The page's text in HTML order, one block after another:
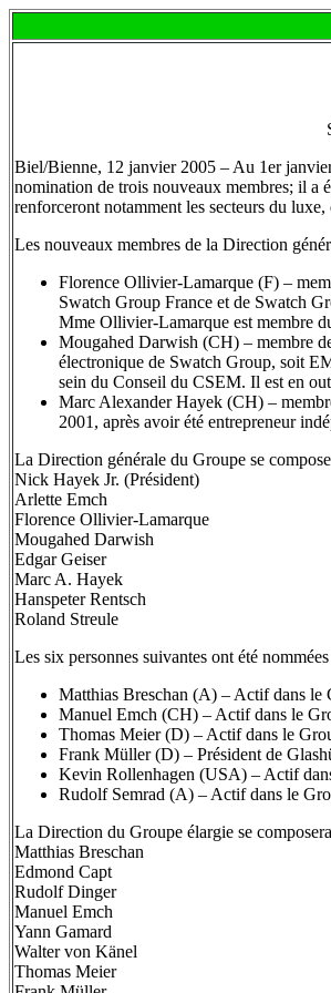
Biel/Bienne, 12 janvier 2005 – Au 1er
nomination de trois nouveaux membres; il a
renforceront notamment les secteurs du
Les nouveaux membres de la Direction
Florence Ollivier-Lamarque (F) –
Swatch Group France et de Swatch
Mme Ollivier-Lamarque est membre
Mougahed Darwish (CH) – membre
électronique de Swatch Group, soit
sein du Conseil du CSEM. Il est en
Marc Alexander Hayek (CH) –
2001, après avoir été entrepreneur
La Direction générale du Groupe se
Nick Hayek Jr. (Président)
Arlette Emch
Florence Ollivier-Lamarque
Mougahed Darwish
Edgar Geiser
Marc A. Hayek
Hanspeter Rentsch
Roland Streule
Les six personnes suivantes ont été
Matthias Breschan (A) – Actif dans le
Manuel Emch (CH) – Actif dans le
Thomas Meier (D) – Actif dans le
Frank Müller (D) – Président de
Kevin Rollenhagen (USA) – Actif
Rudolf Semrad (A) – Actif dans le
La Direction du Groupe élargie se
Matthias Breschan
Edmond Capt
Rudolf Dinger
Manuel Emch
Yann Gamard
Walter von Känel
Thomas Meier